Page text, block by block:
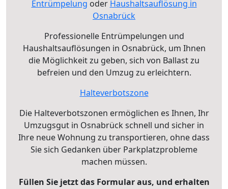
Entrümpelung oder Haushaltsauflösung in
Osnabrück
Professionelle Entrümpelungen und
Haushaltsauflösungen in Osnabrück, um Ihnen
die Möglichkeit zu geben, sich von Ballast zu
befreien und den Umzug zu erleichtern.
Halteverbotszone
Die Halteverbotszonen ermöglichen es Ihnen, Ihr
Umzugsgut in Osnabrück schnell und sicher in
Ihre neue Wohnung zu transportieren, ohne dass
Sie sich Gedanken über Parkplatzprobleme
machen müssen.
Füllen Sie jetzt das Formular aus, und erhalten